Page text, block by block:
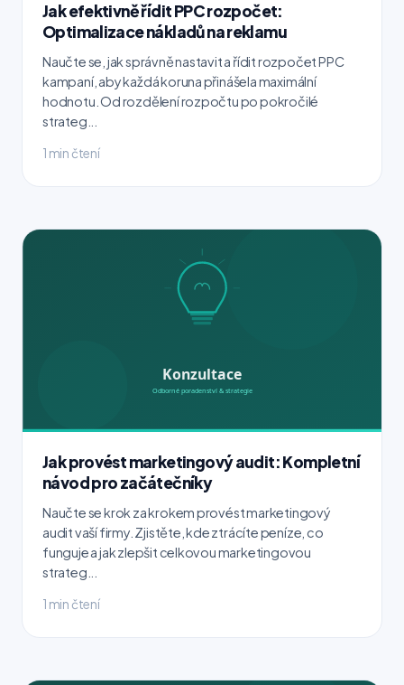
Jak efektivně řídit PPC rozpočet:
Optimalizace nákladů na reklamu
Naučte se, jak správně nastavit a řídit rozpočet PPC
kampaní, aby každá koruna přinášela maximální
hodnotu. Od rozdělení rozpočtu po pokročilé
strateg...
1 min čtení
Jak provést marketingový audit: Kompletní
návod pro začátečníky
Naučte se krok za krokem provést marketingový
audit vaší firmy. Zjistěte, kde ztrácíte peníze, co
funguje a jak zlepšit celkovou marketingovou
strateg...
1 min čtení